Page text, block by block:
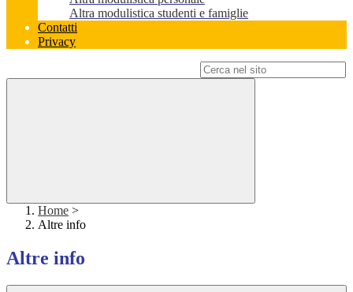
Altra modulistica studenti e famiglie
Contatti
Privacy
Home >
Altre info
Altre info